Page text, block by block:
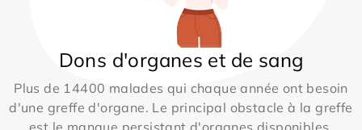
Dons d'organes et de sang
Plus de 14400 malades qui chaque année ont besoin
d'une greffe d'organe. Le principal obstacle à la greffe
est le manque persistant d'organes disponibles.